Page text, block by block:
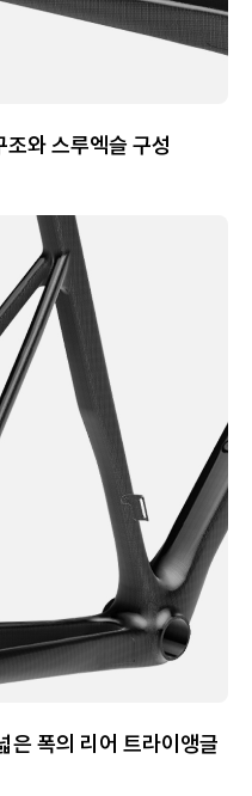
와 스루엑슬 구성
은 폭의 리어 트라이앵글